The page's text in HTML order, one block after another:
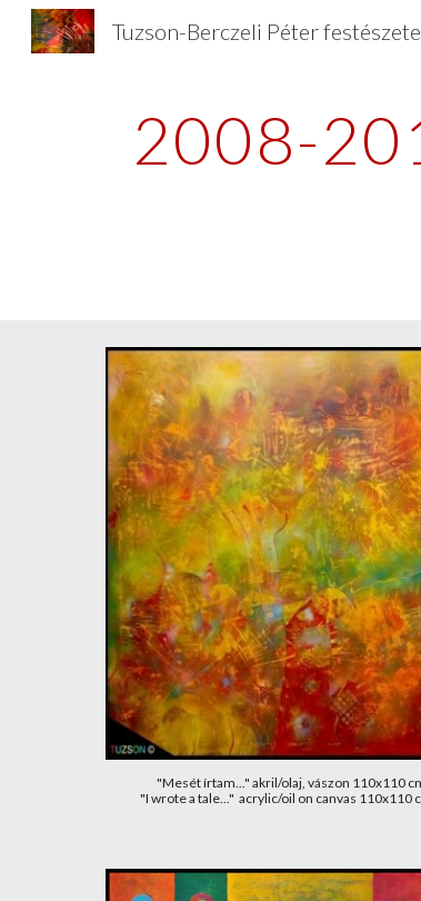
2008-
"Mesét írtam..." akril/olaj, vászon 110x110
"I wrote a tale..."  acrylic/oil on canvas 110x110